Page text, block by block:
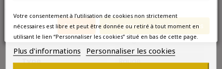
Annuler Enregistrer les modifications
Appellation Canon Fronsac
Couleur Rouge
Type Rouge
Votre consentement à l’utilisation de cookies non strictement
nécessaires est libre et peut être donnée ou retiré à tout moment en
utilisant le lien “Personnaliser les cookies” situé en bas de cette page.
Plus d'informations Personnaliser les cookies